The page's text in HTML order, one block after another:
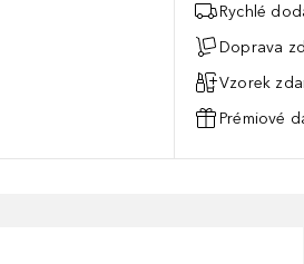
Rychlé
Doprava
Vzorek
Prémiové